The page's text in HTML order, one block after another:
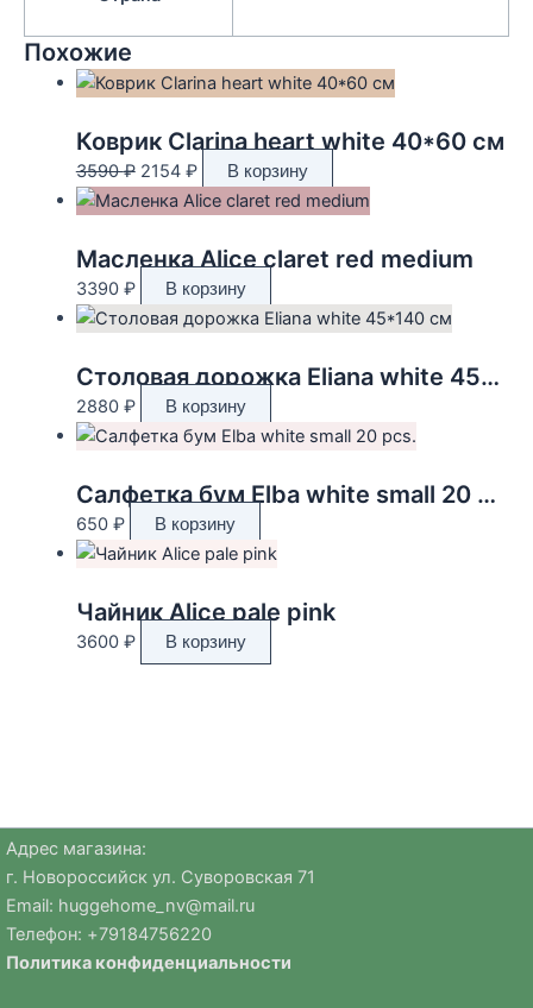
Похожие
Коврик Clarina heart white 40*60 см
3590₽ Первоначальная
цена
3590 ₽.
2154 ₽Текущая
цена:
В корзину
Масленка Alice claret red medium
3390 ₽ В корзину
Столовая дорожка Eliana white 45*140 см
2880 ₽ В корзину
Салфетка бум Elba white small 20 pcs.
650 ₽ В корзину
Чайник Alice pale pink
3600 ₽ В корзину
Адрес магазина:
г. Новороссийск ул. Суворовская 71
Email: huggehome_nv@mail.ru
Телефон: +79184756220
Политика конфиденциальности